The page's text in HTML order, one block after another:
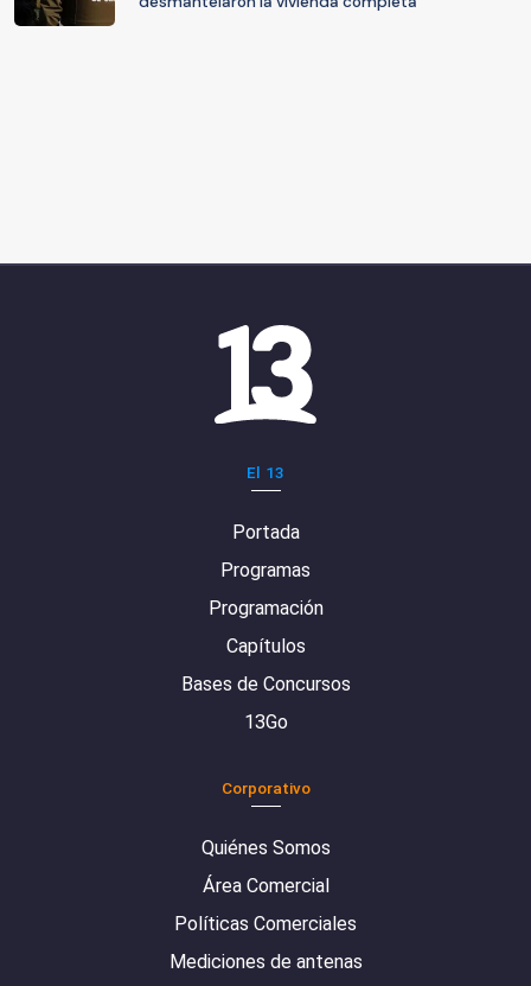
El 13
Portada
Programas
Programación
Capítulos
Bases de Concursos
13Go
Corporativo
Quiénes Somos
Área Comercial
Políticas Comerciales
Mediciones de antenas